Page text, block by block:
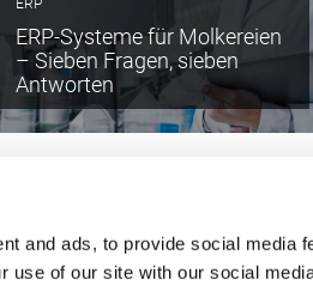
and ads, to provide social media
use of our site with our social
ERP
ERP-Systeme für Molkereien
– Sieben Fragen, sieben
Antworten